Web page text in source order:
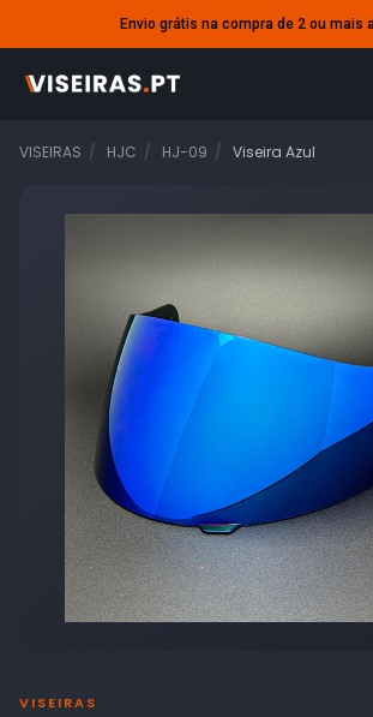
Envio grátis na compra de 2 ou mais
VISEIRAS HJC HJ-09 Viseira Azul
VISEIRAS